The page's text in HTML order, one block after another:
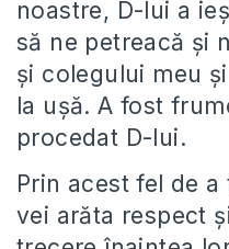
noastre, D-lui a
să ne petreacă şi
şi colegului meu
la uşă. A fost
procedat D-lui.
Prin acest fel de
vei arăta respect